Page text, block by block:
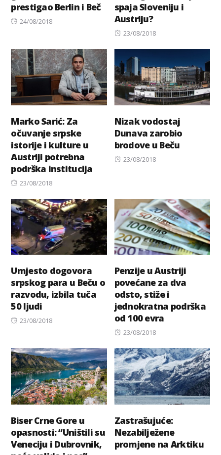
prestigao Berlin i Beč
Posted
24/08/2018
spaja Sloveniju i
Austriju?
Posted
23/08/2018
Marko Sarić: Za
očuvanje srpske
istorije i kulture u
Austriji potrebna
podrška institucija
Posted
23/08/2018
Nizak vodostaj
Dunava zarobio
brodove u Beču
Posted
23/08/2018
Umjesto dogovora
srpskog para u Beču o
razvodu, izbila tuča
50 ljudi
Posted
23/08/2018
Penzije u Austriji
povećane za dva
odsto, stiže i
jednokratna podrška
od 100 evra
Posted
23/08/2018
Biser Crne Gore u
opasnosti: “Uništili su
Veneciju i Dubrovnik,
Zastrašujuće:
Nezabilježene
promjene na Arktiku